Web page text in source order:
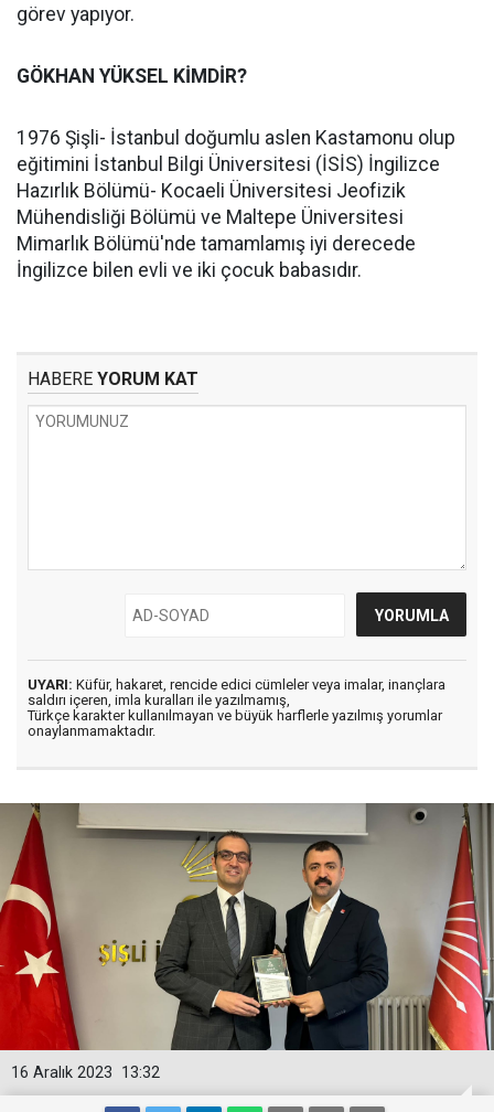
görev yapıyor.
GÖKHAN YÜKSEL KİMDİR?
1976 Şişli- İstanbul doğumlu aslen Kastamonu olup
eğitimini İstanbul Bilgi Üniversitesi (İSİS) İngilizce
Hazırlık Bölümü- Kocaeli Üniversitesi Jeofizik
Mühendisliği Bölümü ve Maltepe Üniversitesi
Mimarlık Bölümü'nde tamamlamış iyi derecede
İngilizce bilen evli ve iki çocuk babasıdır.
HABERE YORUM KAT
UYARI: Küfür, hakaret, rencide edici cümleler veya imalar, inançlara
saldırı içeren, imla kuralları ile yazılmamış,
Türkçe karakter kullanılmayan ve büyük harflerle yazılmış yorumlar
onaylanmamaktadır.
13:32
16 Aralık 2023